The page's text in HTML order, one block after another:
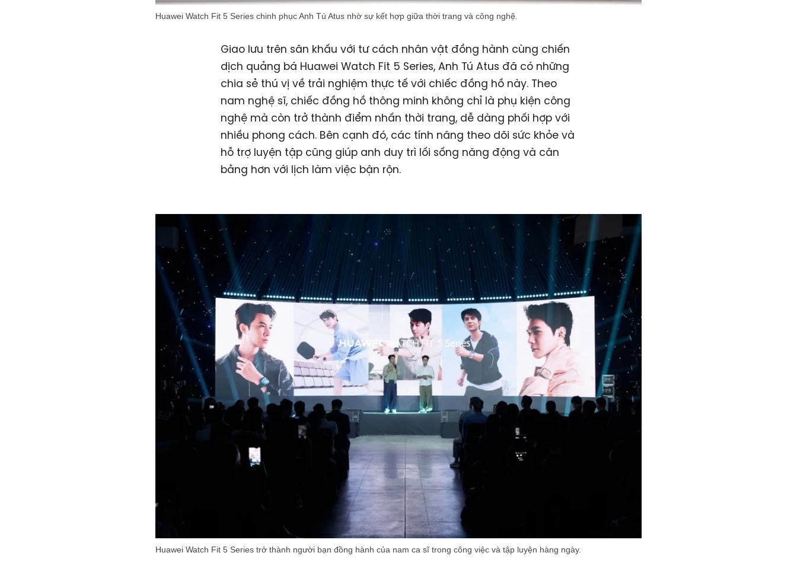
Huawei Watch Fit 5 Series chinh phục Anh Tú Atus nhờ sự kết hợp giữa thời trang và công nghệ.
Giao lưu trên sân khấu với tư cách nhân vật đồng hành cùng chiến
dịch quảng bá Huawei Watch Fit 5 Series, Anh Tú Atus đã có những
chia sẻ thú vị về trải nghiệm thực tế với chiếc đồng hồ này. Theo
nam nghệ sĩ, chiếc đồng hồ thông minh không chỉ là phụ kiện công
nghệ mà còn trở thành điểm nhấn thời trang, dễ dàng phối hợp với
nhiều phong cách. Bên cạnh đó, các tính năng theo dõi sức khỏe và
hỗ trợ luyện tập cũng giúp anh duy trì lối sống năng động và cân
bằng hơn với lịch làm việc bận rộn.
Huawei Watch Fit 5 Series trở thành người bạn đồng hành của nam ca sĩ trong công việc và tập luyện hàng ngày.